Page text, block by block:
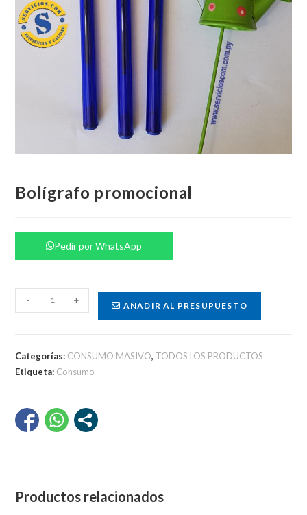
Bolígrafo promocional
Pedir por WhatsApp
Bolígrafo
promocional
- + AÑADIR AL PRESUPUESTO
Categorías: CONSUMO MASIVO, TODOS LOS PRODUCTOS
Etiqueta: Consumo
Productos relacionados